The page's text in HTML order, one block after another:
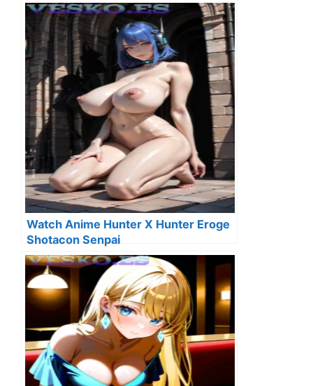
Watch Anime Hunter X Hunter Eroge
Shotacon Senpai